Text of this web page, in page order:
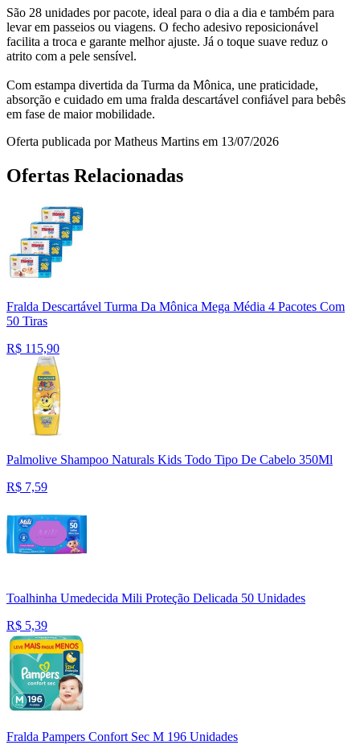
São 28 unidades por pacote, ideal para o dia a dia e também para
levar em passeios ou viagens. O fecho adesivo reposicionável
facilita a troca e garante melhor ajuste. Já o toque suave reduz o
atrito com a pele sensível.
Com estampa divertida da Turma da Mônica, une praticidade,
absorção e cuidado em uma fralda descartável confiável para bebês
em fase de maior mobilidade.
Oferta publicada por Matheus Martins em 13/07/2026
Ofertas Relacionadas
Fralda Descartável Turma Da Mônica Mega Média 4 Pacotes Com
50 Tiras
R$ 115,90
Palmolive Shampoo Naturals Kids Todo Tipo De Cabelo 350Ml
R$ 7,59
Toalhinha Umedecida Mili Proteção Delicada 50 Unidades
R$ 5,39
Fralda Pampers Confort Sec M 196 Unidades